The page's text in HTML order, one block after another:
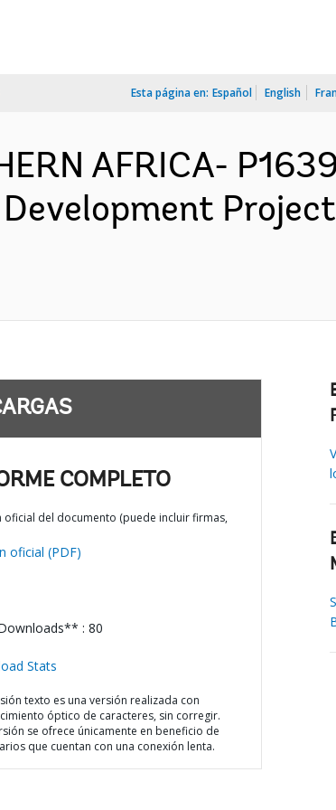
Esta página en: Español English
AFRICA-
COMPLETO
oficial del documento (puede incluir firmas,
oficial (PDF)
: 80
Stats
texto es una versión realizada con
óptico de caracteres, sin corregir.
se ofrece únicamente en beneficio de
que cuentan con una conexión lenta.